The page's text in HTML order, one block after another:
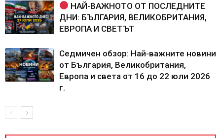
НАЙ-ВАЖНОТО ОТ ПОСЛЕДНИТЕ
ДНИ: БЪЛГАРИЯ, ВЕЛИКОБРИТАНИЯ,
ЕВРОПА И СВЕТЪТ
Седмичен обзор: Най-важните новини
от България, Великобритания,
Европа и света от 16 до 22 юли 2026
г.